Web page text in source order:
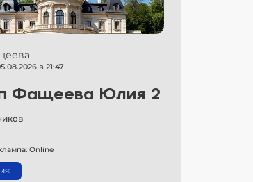
в 21:47
Фащеева Юлия 2
Online